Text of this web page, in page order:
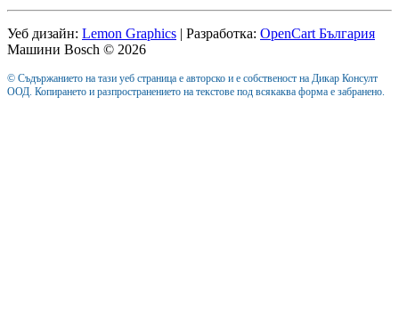
Уеб дизайн: Lemon Graphics | Разработка: OpenCart България
Машини Bosch © 2026
© Съдържанието на тази уеб страница е авторско и е собственост на Дикар Консулт
ООД. Копирането и разпространението на текстове под всякаква форма е забранено.